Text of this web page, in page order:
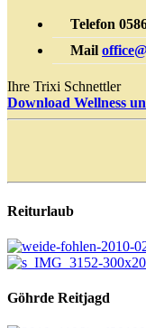
Telefon
Mail
Ihre Trixi Schnettler
Download Wellness
Reiturlaub
Göhrde Reitjagd